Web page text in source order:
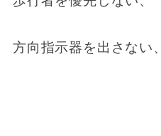
方向指示器を出さない、